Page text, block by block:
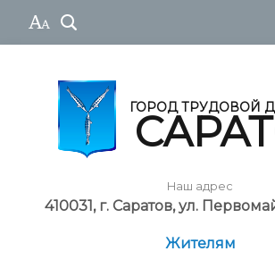
ГОРОД ТРУДОВОЙ
Наш адрес
410031, г. Саратов, ул.
Жителям